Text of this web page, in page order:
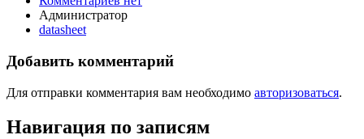
Администратор
datasheet
Добавить комментарий
Для отправки комментария вам необходимо авторизоваться.
Навигация по записям